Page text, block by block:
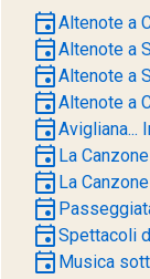
eventAltenote a
eventAltenote a
eventAltenote a
eventAltenote a
eventAvigliana...
event La
event La
event
eventSpettacoli
event Musica